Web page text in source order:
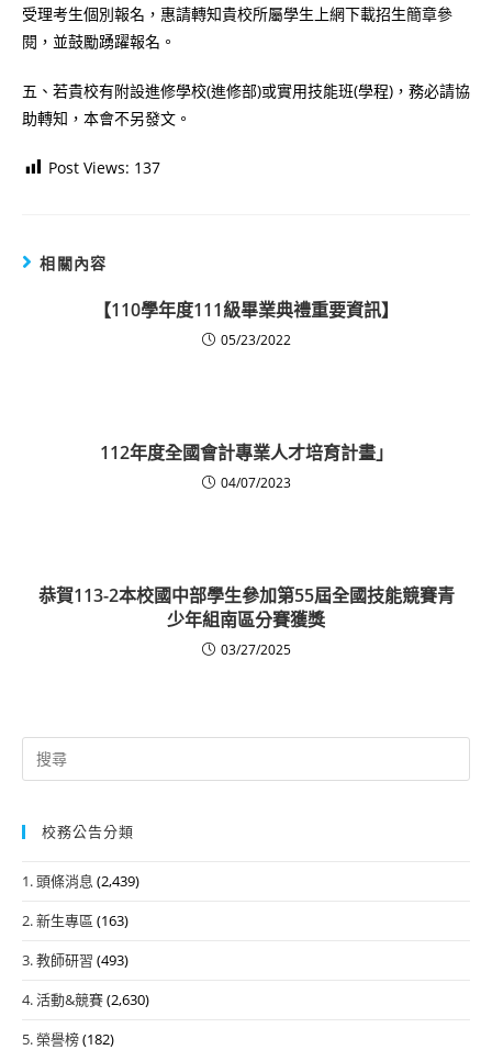
受理考生個別報名，惠請轉知貴校所屬學生上網下載招生簡章參
閱，並鼓勵踴躍報名。
五、若貴校有附設進修學校(進修部)或實用技能班(學程)，務必請協
助轉知，本會不另發文。
Post Views: 137
相關內容
【110學年度111級畢業典禮重要資訊】
05/23/2022
112年度全國會計專業人才培育計畫」
04/07/2023
恭賀113-2本校國中部學生參加第55屆全國技能競賽青
少年組南區分賽獲獎
03/27/2025
Search
for:
校務公告分類
1. 頭條消息 (2,439)
2. 新生專區 (163)
3. 教師研習 (493)
4. 活動&競賽(2,630)
5. 榮譽榜(182)